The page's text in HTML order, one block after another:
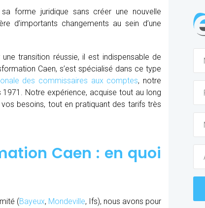
forme juridique sans créer une nouvelle
d’importants changements au sein d’une
transition réussie, il est indispensable de
Caen, s’est spécialisé dans ce type
des commissaires aux comptes, notre
Notre expérience, acquise tout au long
besoins, tout en pratiquant des tarifs très
Caen : en quoi
(Bayeux, Mondeville, Ifs), nous avons pour